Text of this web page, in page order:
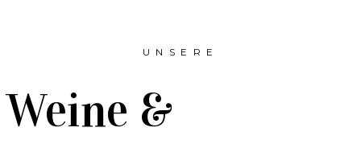
UNSERE
Weine &